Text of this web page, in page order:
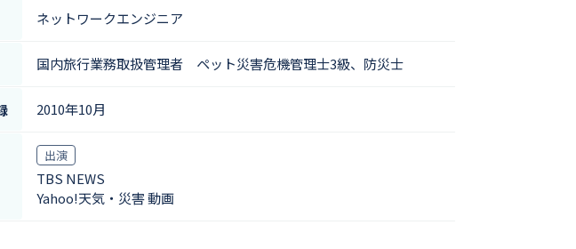
ネットワークエンジニア
国内旅行業務取扱管理者 ペット災害危機管理士3級、防災士
2010年10月
出演
TBS NEWS
Yahoo!天気・災害 動画